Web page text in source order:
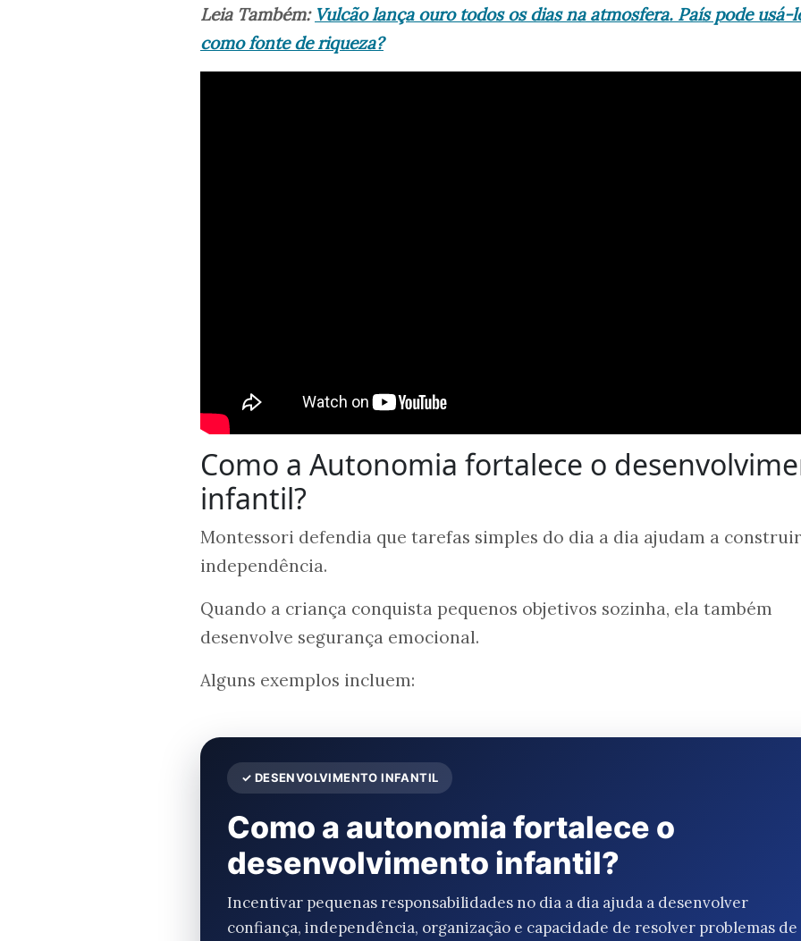
Leia Também: Vulcão lança ouro todos os dias na atmosfera. País pode usá-
como fonte de riqueza?
Como a Autonomia fortalece o
infantil?
Montessori defendia que tarefas simples do dia a dia ajudam a construir
independência.
Quando a criança conquista pequenos objetivos sozinha, ela também
desenvolve segurança emocional.
Alguns exemplos incluem:
✓ DESENVOLVIMENTO INFANTIL
Como a autonomia fortalece o
desenvolvimento infantil?
Incentivar pequenas responsabilidades no dia a dia ajuda a desenvolver
confiança, independência, organização e capacidade de resolver problemas de